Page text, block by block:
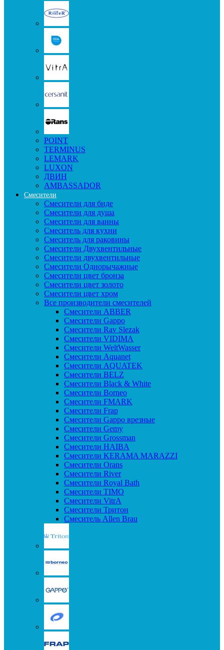
POINT
TERMINUS
LEMARK
LUXON
ДВИН
AMBASSADOR
Смесители
Смесители для биде
Смесители для душа
Смесители для ванны
Смеситель для кухни
Смеситель для раковины
Смесители Двухвентильные
Смесители двухвентильные
Смесители Однорычажные
Смесители цвет бронза
Смесители цвет золото
Смесители цвет хром
Все производители смесителей
Cмесители ABBER
Cмесители Gappo
Cмесители Rav Slezak
Cмесители VIDIMA
Cмесители WeltWasser
Смесители Aquanet
Смесители AQUATEK
Смесители BELZ
Смесители Black & White
Смесители Borneo
Смесители FMARK
Смесители Frap
Смесители Gappo врезные
Смесители Gemy
Смесители Grossman
Смесители HAIBA
Смесители KERAMA MARAZZI
Смесители Orans
Смесители River
Смесители Royal Bath
Смесители TIMO
Смесители VitrA
Смесители Тритон
Смеситель Allen Brau